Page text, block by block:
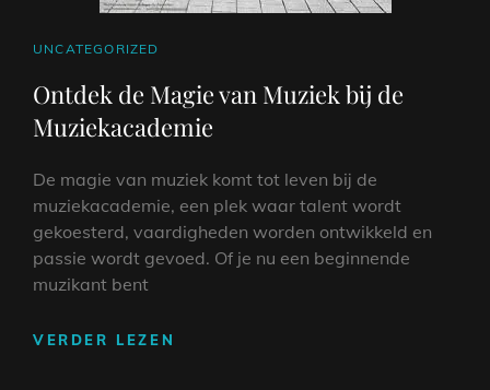
CAT
UNCATEGORIZED
Ontdek de Magie van Muziek bij de
Muziekacademie
De magie van muziek komt tot leven bij de
muziekacademie, een plek waar talent wordt
gekoesterd, vaardigheden worden ontwikkeld en
passie wordt gevoed. Of je nu een beginnende
muzikant bent
VERDER LEZEN